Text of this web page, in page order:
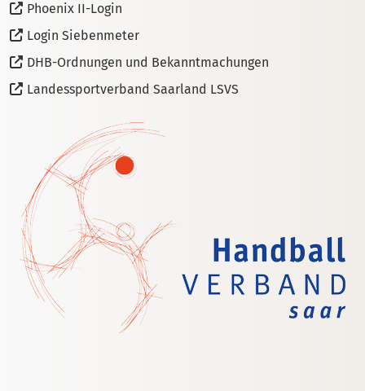
Phoenix II-Login
Login Siebenmeter
DHB-Ordnungen und Bekanntmachungen
Landessportverband Saarland LSVS